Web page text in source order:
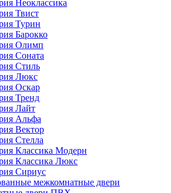
Неоклассика
Твист
Турин
Барокко
Олимп
Соната
Стиль
Люкс
Оскар
Тренд
Лайт
Альфа
Вектор
Стелла
Классика Модерн
Классика Люкс
Сириус
межкомнатные двери